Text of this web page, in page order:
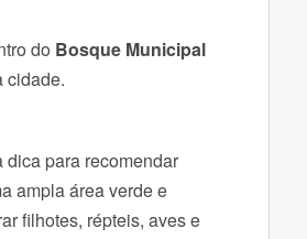
do Bosque Municipal
cidade.
para recomendar
ampla área verde e
filhotes, répteis, aves e